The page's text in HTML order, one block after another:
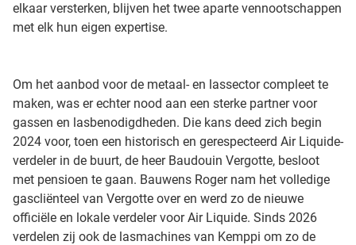
elkaar versterken, blijven het twee aparte vennootschappen
met elk hun eigen expertise.
Om het aanbod voor de metaal- en lassector compleet te
maken, was er echter nood aan een sterke partner voor
gassen en lasbenodigdheden. Die kans deed zich begin
2024 voor, toen een historisch en gerespecteerd Air Liquide-
verdeler in de buurt, de heer Baudouin Vergotte, besloot
met pensioen te gaan. Bauwens Roger nam het volledige
gascliënteel van Vergotte over en werd zo de nieuwe
officiële en lokale verdeler voor Air Liquide. Sinds 2026
verdelen zij ook de lasmachines van Kemppi om zo de